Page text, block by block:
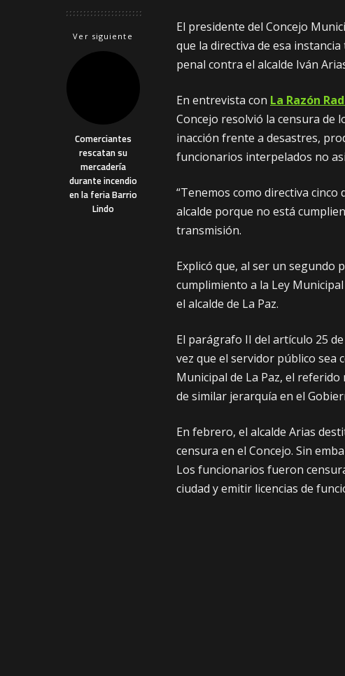
Ver siguiente
Comerciantes
rescatan su
mercadería
durante incendio
en la feria Barrio
Lindo
El presidente del Concejo
que la directiva de esa
penal contra el alcalde Iván
En entrevista con La Razón
Concejo resolvió la censura de
inacción frente a desastres,
funcionarios interpelados no
“Tenemos como directiva
alcalde porque no está
transmisión.
Explicó que, al ser un segundo
cumplimiento a la Ley
el alcalde de La Paz.
El parágrafo II del artículo 25
vez que el servidor público sea
Municipal de La Paz, el
de similar jerarquía en el
En febrero, el alcalde Arias
censura en el Concejo. Sin
Los funcionarios fueron
ciudad y emitir licencias de